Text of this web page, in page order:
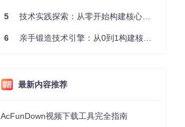
5 技术实践探索：从零开始构建核心系统的实践指南
6 亲手锻造技术引擎：从0到1构建核心系统的实践指南
最新内容推荐
AcFunDown视频下载工具完全指南